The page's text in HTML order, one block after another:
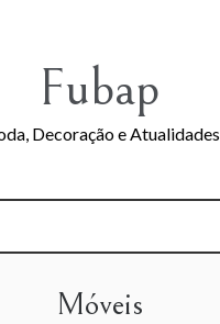
Fubap
Decoração e Atualidades
Móveis